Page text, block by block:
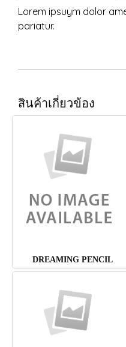
Lorem ipsuym dolor
pariatur.
สินค้าเกี่ยวข้อง
DREAMING PENCIL